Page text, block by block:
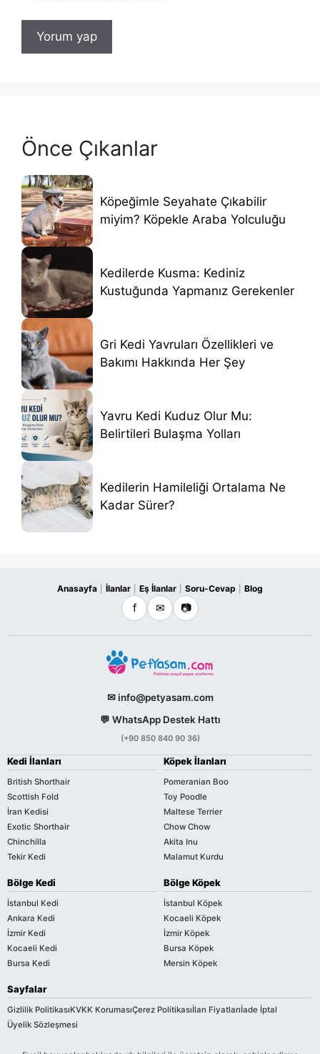
Önce Çıkanlar
Köpeğimle Seyahate Çıkabilir
miyim? Köpekle Araba Yolculuğu
Kedilerde Kusma: Kediniz
Kustuğunda Yapmanız Gerekenler
Gri Kedi Yavruları Özellikleri ve
Bakımı Hakkında Her Şey
Yavru Kedi Kuduz Olur Mu:
Belirtileri Bulaşma Yolları
Kedilerin Hamileliği Ortalama Ne
Kadar Sürer?
Anasayfa İlanlar Eş İlanlar Soru-Cevap Blog
f ✉ 📷
✉ info@petyasam.com
💬 WhatsApp Destek Hattı
(+90 850 840 90 36)
Kedi İlanları
British Shorthair
Scottish Fold
İran Kedisi
Exotic Shorthair
Chinchilla
Tekir Kedi
Köpek İlanları
Pomeranian Boo
Toy Poodle
Maltese Terrier
Chow Chow
Akita Inu
Malamut Kurdu
Bölge Kedi
İstanbul Kedi
Ankara Kedi
İzmir Kedi
Kocaeli Kedi
Bursa Kedi
Bölge Köpek
İstanbul Köpek
Kocaeli Köpek
İzmir Köpek
Bursa Köpek
Mersin Köpek
Sayfalar
Gizlilik PolitikasıKVKK KorumasıÇerez Politikasıİlan Fiyatlarıİade İptal
Üyelik Sözleşmesi